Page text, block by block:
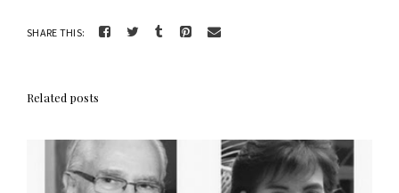
SHARE THIS:
Related posts